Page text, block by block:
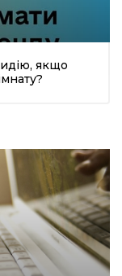
якщо